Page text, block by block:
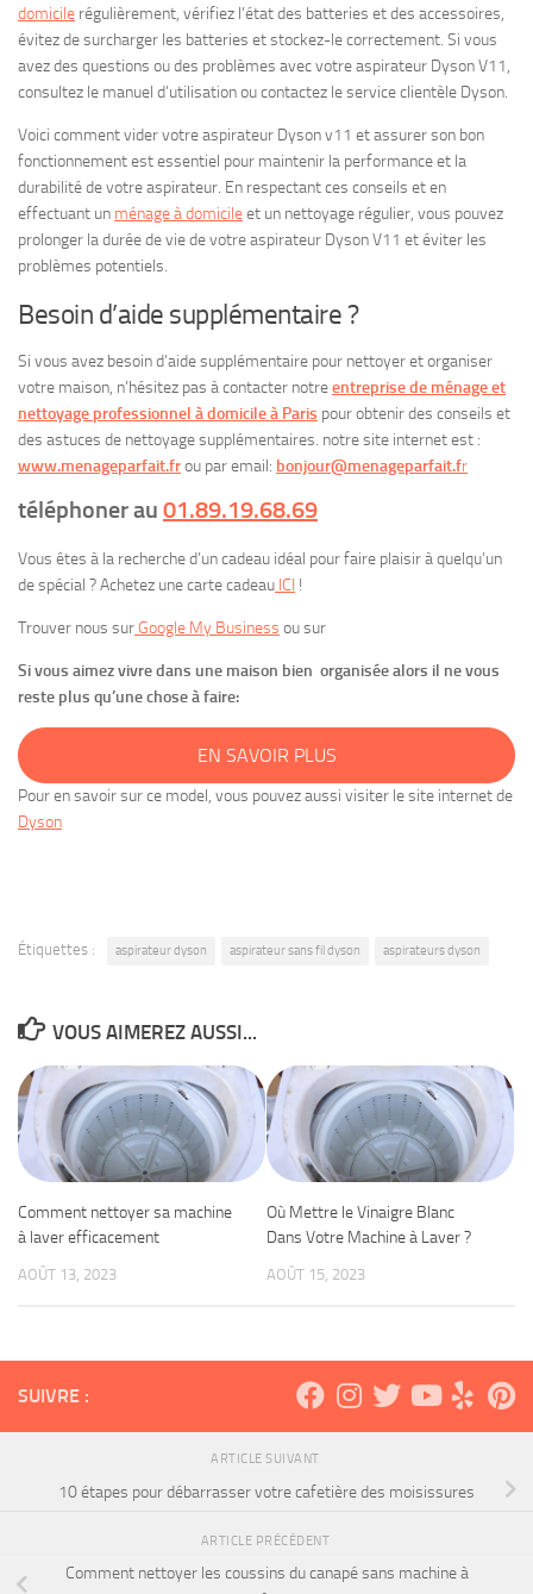
domicile régulièrement, vérifiez l’état des batteries et des accessoires,
évitez de surcharger les batteries et stockez-le correctement. Si vous
avez des questions ou des problèmes avec votre aspirateur Dyson V11,
consultez le manuel d’utilisation ou contactez le service clientèle Dyson.
Voici comment vider votre aspirateur Dyson v11 et assurer son bon
fonctionnement est essentiel pour maintenir la performance et la
durabilité de votre aspirateur. En respectant ces conseils et en
effectuant un ménage à domicileet un nettoyage régulier, vous pouvez
prolonger la durée de vie de votre aspirateur Dyson V11 et éviter les
problèmes potentiels.
Besoin d’aide supplémentaire ?
Si vous avez besoin d’aide supplémentaire pour nettoyer et organiser
votre maison, n’hésitez pas à contacter notreentreprise de ménage et
nettoyage professionnel à domicile à Paris pour obtenir des conseils et
des astuces de nettoyage supplémentaires. notre site internet est :
www.menageparfait.frou par email: bonjour@menageparfait.fr
téléphoner au 01.89.19.68.69
Vous êtes à la recherche d’un cadeau idéal pour faire plaisir à quelqu’un
de spécial ? Achetez une carte cadeau ICI !
Trouver nous sur Google My Business ou sur
Si vous aimez vivre dans une maison bien organisée alors il ne vous
reste plus qu’une chose à faire:
EN SAVOIR PLUS
Pour en savoir sur ce model, vous pouvez aussi visiter le site internet de
Dyson
Étiquettes : aspirateur dyson aspirateur sans fil dyson aspirateurs dyson
VOUS AIMEREZ AUSSI...
Comment nettoyer sa machine
à laver efficacement
AOÛT 13, 2023
Où Mettre le Vinaigre Blanc
Dans Votre Machine à Laver ?
AOÛT 15, 2023
SUIVRE :
ARTICLE SUIVANT
10 étapes pour débarrasser votre cafetière des moisissures
ARTICLE PRÉCÉDENT
Comment nettoyer les coussins du canapé sans machine à